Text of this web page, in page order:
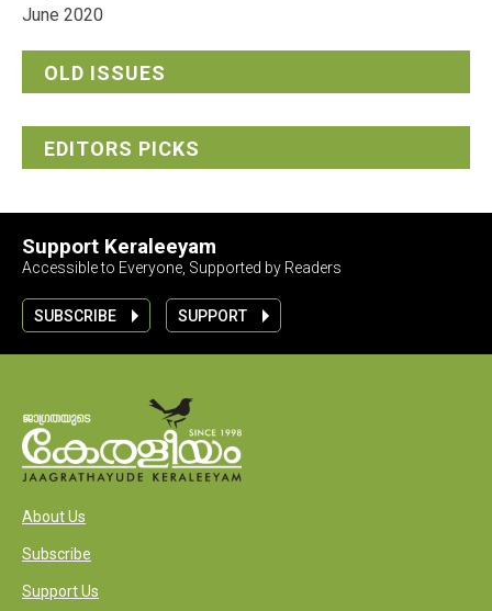
June 2020
OLD ISSUES
EDITORS PICKS
Support Keraleeyam
Accessible to Everyone, Supported by Readers
SUBSCRIBE SUPPORT
About Us
Subscribe
Support Us